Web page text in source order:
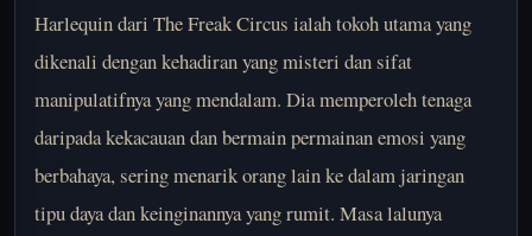
Harlequin dari The Freak Circus ialah tokoh utama yang
dikenali dengan kehadiran yang misteri dan sifat
manipulatifnya yang mendalam. Dia memperoleh tenaga
daripada kekacauan dan bermain permainan emosi yang
berbahaya, sering menarik orang lain ke dalam jaringan
tipu daya dan keinginannya yang rumit. Masa lalunya